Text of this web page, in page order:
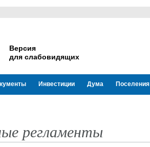
Версия
для слабовидящих
Инвестиции Дума Поселения
регламенты